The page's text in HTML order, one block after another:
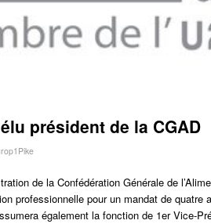
président de la CGAD
de la Confédération Générale de
professionnelle pour un mandat de
également la fonction de 1er Vice-